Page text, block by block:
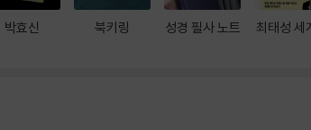
박효신 북키링 성경 필사 노트 최태성 세